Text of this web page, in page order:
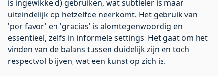
is ingewikkeld) gebruiken, wat subtieler is maar
uiteindelijk op hetzelfde neerkomt. Het gebruik van
'por favor' en 'gracias' is alomtegenwoordig en
essentieel, zelfs in informele settings. Het gaat om het
vinden van de balans tussen duidelijk zijn en toch
respectvol blijven, wat een kunst op zich is.